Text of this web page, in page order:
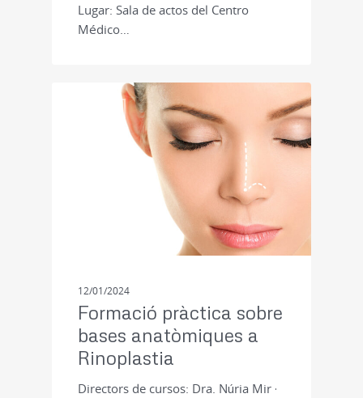
Lugar: Sala de actos del Centro
Médico…
12/01/2024
Formació pràctica sobre
bases anatòmiques a
Rinoplastia
Directors de cursos: Dra. Núria Mir ·